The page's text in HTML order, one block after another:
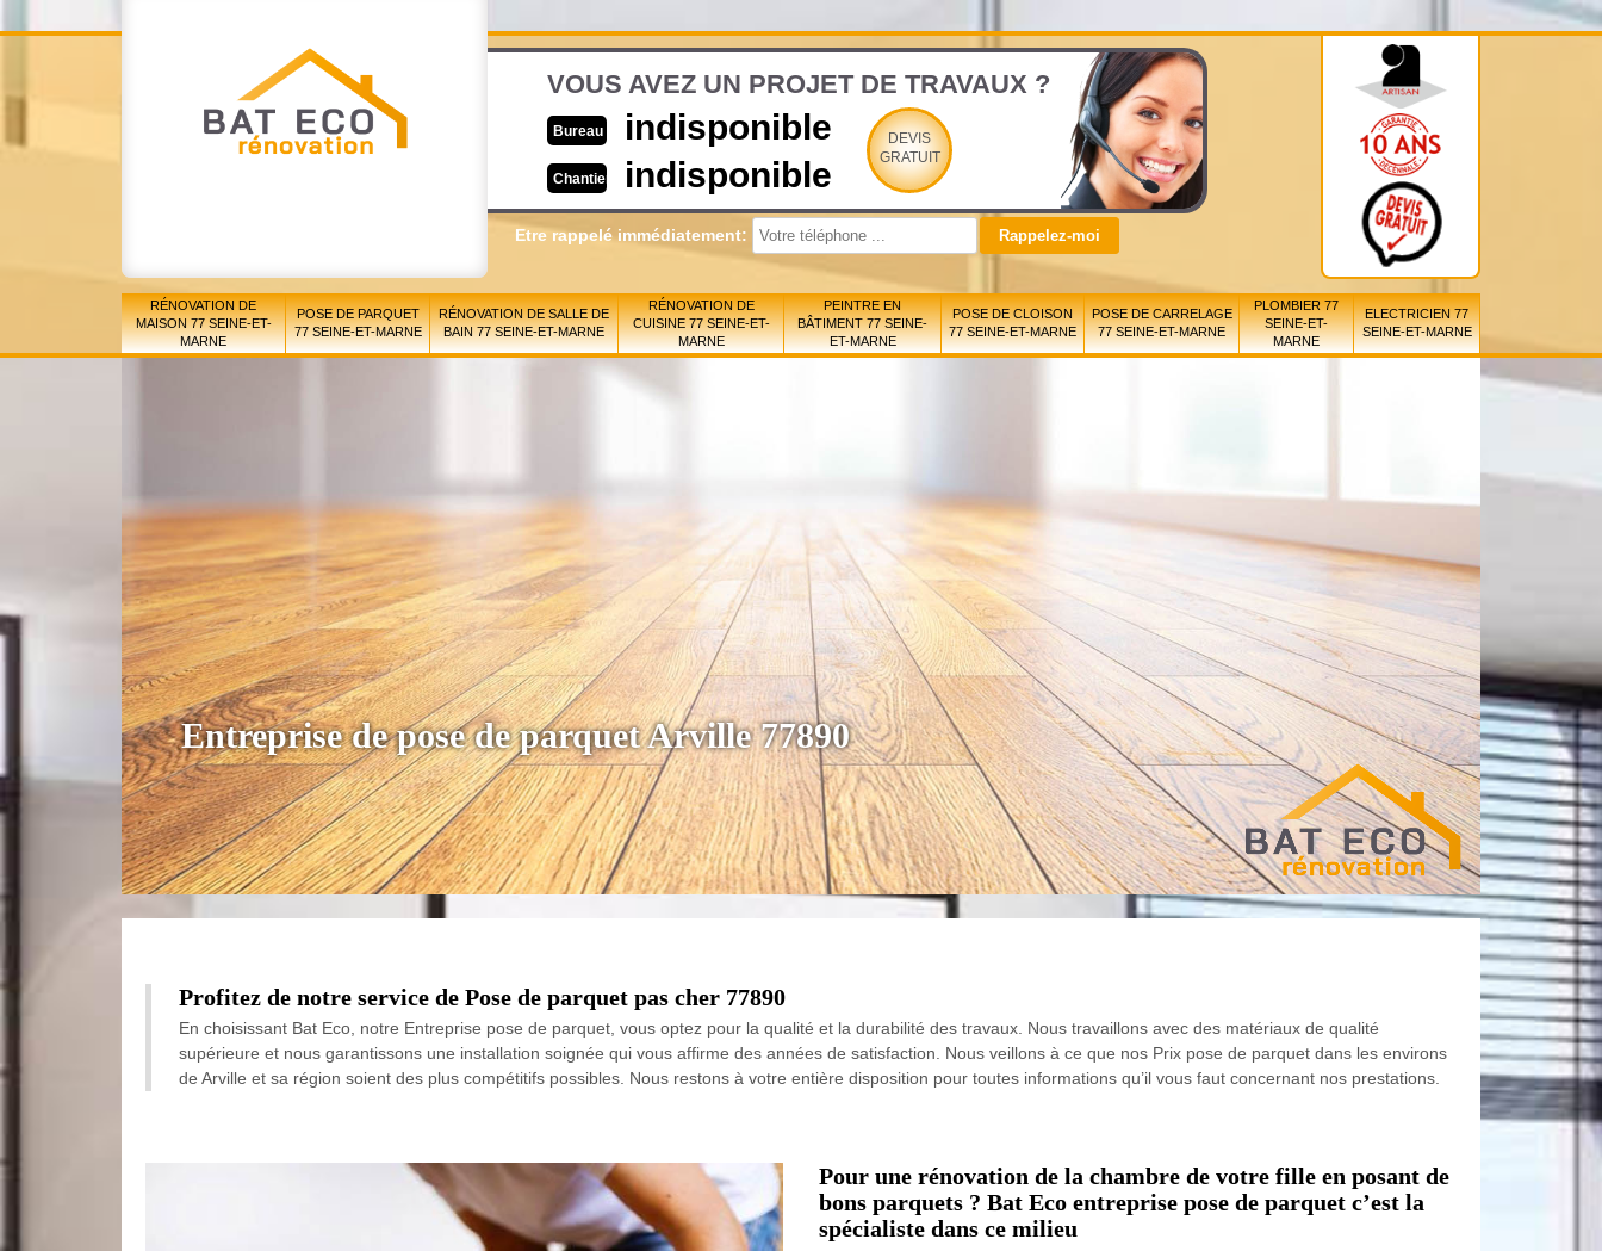
VOUS AVEZ UN PROJET DE TRAVAUX ?
Bureau indisponible
Chantier indisponible
DEVIS
GRATUIT
Etre rappelé immédiatement:
RÉNOVATION DE
MAISON 77 SEINE-ET-
MARNE
POSE DE PARQUET
77 SEINE-ET-MARNE
RÉNOVATION DE SALLE DE
BAIN 77 SEINE-ET-MARNE
RÉNOVATION DE
CUISINE 77 SEINE-ET-
MARNE
PEINTRE EN
BÂTIMENT 77 SEINE-
ET-MARNE
POSE DE CLOISON
77 SEINE-ET-MARNE
POSE DE CARRELAGE
77 SEINE-ET-MARNE
PLOMBIER 77
SEINE-ET-
MARNE
ELECTRICIEN 77
SEINE-ET-MARNE
Entreprise de pose de parquet Arville 77890
Profitez de notre service de Pose de parquet pas cher 77890
En choisissant Bat Eco, notre Entreprise pose de parquet, vous optez pour la qualité et la durabilité des travaux. Nous travaillons avec des matériaux de qualité
supérieure et nous garantissons une installation soignée qui vous affirme des années de satisfaction. Nous veillons à ce que nos Prix pose de parquet dans les environs
de Arville et sa région soient des plus compétitifs possibles. Nous restons à votre entière disposition pour toutes informations qu’il vous faut concernant nos prestations.
Pour une rénovation de la chambre de votre fille en posant de
bons parquets ? Bat Eco entreprise pose de parquet c’est la
spécialiste dans ce milieu